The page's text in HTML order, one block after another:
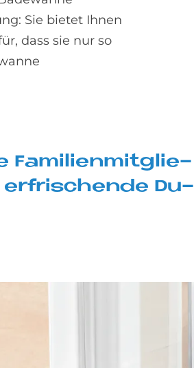
Sie bietet Ihnen
dass sie nur so
Fa­mi­li­en­mit­glie­
er­fri­schen­de Du­